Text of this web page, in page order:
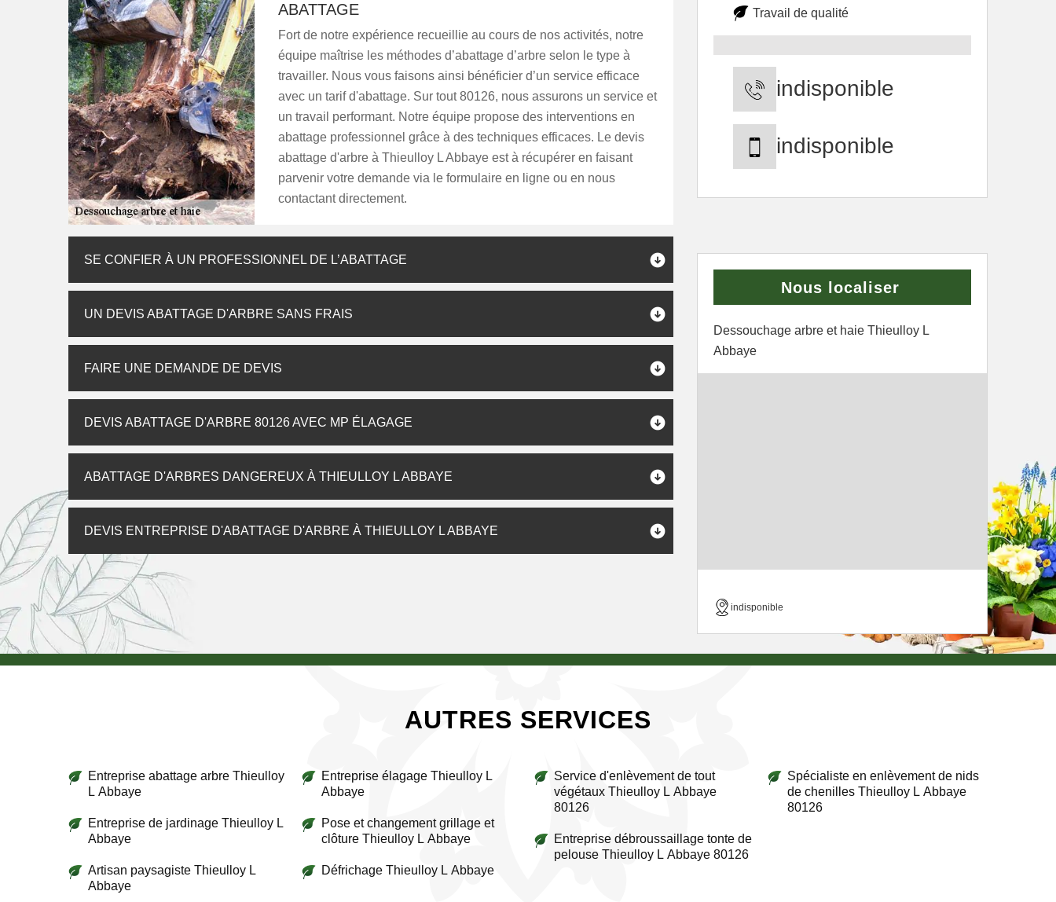
ABATTAGE
Fort de notre expérience recueillie au cours de nos activités, notre
équipe maîtrise les méthodes d’abattage d’arbre selon le type à
travailler. Nous vous faisons ainsi bénéficier d’un service efficace
avec un tarif d'abattage. Sur tout 80126, nous assurons un service et
un travail performant. Notre équipe propose des interventions en
abattage professionnel grâce à des techniques efficaces. Le devis
abattage d'arbre à Thieulloy L Abbaye est à récupérer en faisant
parvenir votre demande via le formulaire en ligne ou en nous
contactant directement.
SE CONFIER À UN PROFESSIONNEL DE L’ABATTAGE
UN DEVIS ABATTAGE D'ARBRE SANS FRAIS
FAIRE UNE DEMANDE DE DEVIS
DEVIS ABATTAGE D'ARBRE 80126 AVEC MP ÉLAGAGE
ABATTAGE D'ARBRES DANGEREUX À THIEULLOY L ABBAYE
DEVIS ENTREPRISE D'ABATTAGE D'ARBRE À THIEULLOY L ABBAYE
Travail de qualité
indisponible
indisponible
Nous localiser
Dessouchage arbre et haie Thieulloy L
Abbaye
indisponible
AUTRES SERVICES
Entreprise abattage arbre Thieulloy
L Abbaye
Entreprise de jardinage Thieulloy L
Abbaye
Artisan paysagiste Thieulloy L
Abbaye
Entreprise élagage Thieulloy L
Abbaye
Pose et changement grillage et
clôture Thieulloy L Abbaye
Défrichage Thieulloy L Abbaye
Service d'enlèvement de tout
végétaux Thieulloy L Abbaye
80126
Entreprise débroussaillage tonte de
pelouse Thieulloy L Abbaye 80126
Spécialiste en enlèvement de nids
de chenilles Thieulloy L Abbaye
80126